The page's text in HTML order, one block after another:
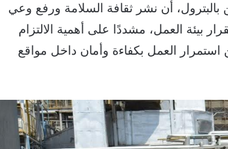
بالبترول، أن نشر ثقافة السلامة ورفع وعي
بيئة العمل، مشددًا على أهمية الالتزام
استمرار العمل بكفاءة وأمان داخل مواقع